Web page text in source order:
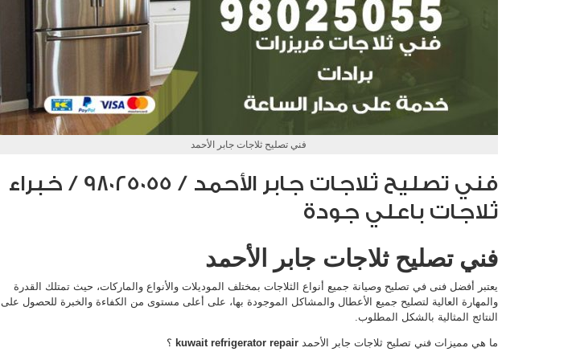
فني تصليح ثلاجات جابر الأحمد
فني تصليح ثلاجات جابر الأحمد / 98025055 / خبراء
ثلاجات باعلي جودة
فني تصليح ثلاجات جابر الأحمد
يعتبر أفضل فنى في تصليح وصيانة جميع أنواع الثلاجات بمختلف الموديلات والأنواع والماركات، حيث تمتلك القدرة
والمهارة العالية لتصليح جميع الأعطال والمشاكل الموجودة بها، على أعلى مستوى من الكفاءة والخبرة للحصول على
النتائج المثالية بالشكل المطلوب.
ما هي مميزات فني تصليح ثلاجات جابر الأحمد kuwait refrigerator repair ؟